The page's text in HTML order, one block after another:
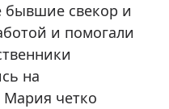
бывшие свекор и
и помогали
на
Мария четко